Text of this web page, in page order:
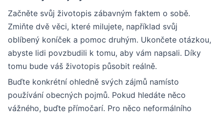
Začněte svůj životopis zábavným faktem o sobě.
Zmiňte dvě věci, které milujete, například svůj
oblíbený koníček a pomoc druhým. Ukončete otázkou,
abyste lidi povzbudili k tomu, aby vám napsali. Díky
tomu bude váš životopis působit reálně.
Buďte konkrétní ohledně svých zájmů namísto
používání obecných pojmů. Pokud hledáte něco
vážného, buďte přímočarí. Pro něco neformálního